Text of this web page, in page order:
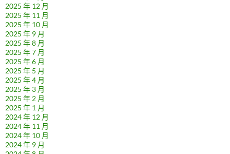
2025 年 12 月
2025 年 11 月
2025 年 10 月
2025 年 9 月
2025 年 8 月
2025 年 7 月
2025 年 6 月
2025 年 5 月
2025 年 4 月
2025 年 3 月
2025 年 2 月
2025 年 1 月
2024 年 12 月
2024 年 11 月
2024 年 10 月
2024 年 9 月